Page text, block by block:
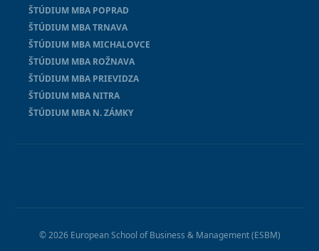
ŠTÚDIUM MBA POPRAD
ŠTÚDIUM MBA TRNAVA
ŠTÚDIUM MBA MICHALOVCE
ŠTÚDIUM MBA ROŽNAVA
ŠTÚDIUM MBA PRIEVIDZA
ŠTÚDIUM MBA NITRA
ŠTÚDIUM MBA N. ZÁMKY
© 2026 European School of Business & Management (ESBM)